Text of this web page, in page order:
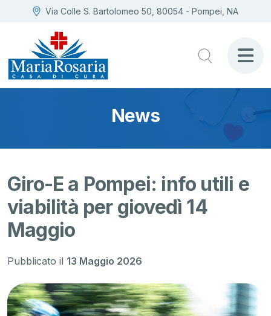
Via Colle S. Bartolomeo 50, 80054 - Pompei, NA
News
Giro-E a Pompei: info utili e
viabilità per giovedì 14
Maggio
Pubblicato il 13 Maggio 2026